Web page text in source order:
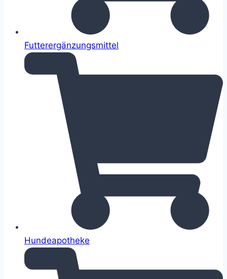
Futterergänzungsmittel
Hundeapotheke